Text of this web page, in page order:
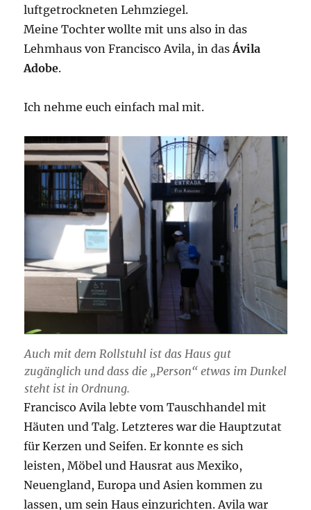
luftgetrockneten Lehmziegel.
Meine Tochter wollte mit uns also in das
Lehmhaus von Francisco Avila, in dasÁvila
Adobe.
Ich nehme euch einfach mal mit.
Auch mit dem Rollstuhl ist das Haus gut
zugänglich und dass die „Person“ etwas im Dunkel
steht ist in Ordnung.
Francisco Avila lebte vom Tauschhandel mit
Häuten und Talg. Letzteres war die Hauptzutat
für Kerzen und Seifen. Er konnte es sich
leisten, Möbel und Hausrat aus Mexiko,
Neuengland, Europa und Asien kommen zu
lassen, um sein Haus einzurichten. Avila war